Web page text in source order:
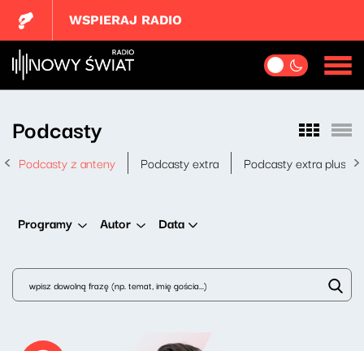
WSPIERAJ RADIO
Podcasty
Podcasty z anteny Podcasty extra Podcasty extra plus
Programy Autor Data